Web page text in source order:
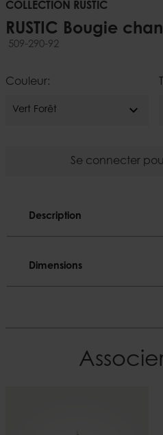
COLLECTION RUSTIC
RUSTIC Bougie
509-290-92
Couleur:
Vert Forêt expand_more
Se connecter
Description
Coloré.
Dimensions